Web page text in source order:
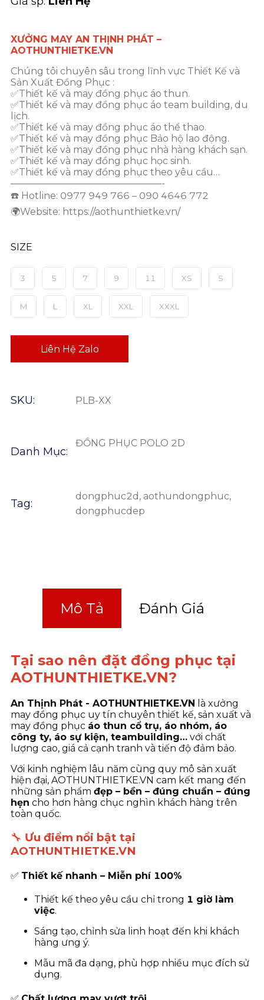
XƯỞNG MAY AN THỊNH PHÁT –
AOTHUNTHIETKE.VN
Chúng tôi chuyên sâu trong lĩnh vực Thiết Kế và
Sản Xuất Đồng Phục :
✅Thiết kế và may đồng phục áo thun.
✅Thiết kế và may đồng phục áo team building, du
lịch.
✅Thiết kế và may đồng phục áo thể thao.
✅Thiết kế và may đồng phục Bảo hộ lao động.
✅Thiết kế và may đồng phục nhà hàng khách sạn.
✅Thiết kế và may đồng phục học sinh.
✅Thiết kế và may đồng phục theo yêu cầu…
————————————————-
☎️ Hotline: 0977 949 766 – 090 4646 772
🌍Website: https://aothunthietke.vn/
Liên Hệ Zalo
SKU: PLB-XX
Danh Mục:
ĐỒNG PHỤC POLO 2D
Tag:
dongphuc2d , aothundongphuc,
dongphucdep
3 5 7 9 11 XS S
M L XL XXL XXXL
SIZE
Mô Tả Đánh Giá
Tại sao nên đặt đồng phục tại
AOTHUNTHIETKE.VN?
An Thịnh Phát - AOTHUNTHIETKE.VN là xưởng
may đồng phục uy tín chuyên thiết kế, sản xuất và
may đồng phục áo thun cổ trụ, áo nhóm, áo
công ty, áo sự kiện, teambuilding… với chất
lượng cao, giá cả cạnh tranh và tiến độ đảm bảo.
Với kinh nghiệm lâu năm cùng quy mô sản xuất
hiện đại, AOTHUNTHIETKE.VN cam kết mang đến
những sản phẩm đẹp – bền – đúng chuẩn – đúng
hẹn cho hơn hàng chục nghìn khách hàng trên
toàn quốc.
🔧 Ưu điểm nổi bật tại
AOTHUNTHIETKE.VN
✅ Thiết kế nhanh – Miễn phí 100%
Thiết kế theo yêu cầu chỉ trong 1 giờ làm
việc.
Sáng tạo, chỉnh sửa linh hoạt đến khi khách
hàng ưng ý.
Mẫu mã đa dạng, phù hợp nhiều mục đích sử
dụng.